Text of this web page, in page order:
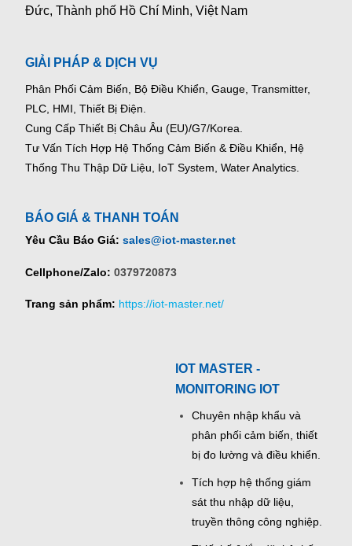
Đức, Thành phố Hồ Chí Minh, Việt Nam
GIẢI PHÁP & DỊCH VỤ
Phân Phối Cảm Biến, Bộ Điều Khiển, Gauge, Transmitter,
PLC, HMI, Thiết Bị Điện.
Cung Cấp Thiết Bị Châu Âu (EU)/G7/Korea.
Tư Vấn Tích Hợp Hệ Thống Cảm Biến & Điều Khiển, Hệ
Thống Thu Thập Dữ Liệu, IoT System, Water Analytics.
BÁO GIÁ & THANH TOÁN
Yêu Cầu Báo Giá: sales@iot-master.net
Cellphone/Zalo: 0379720873
Trang sản phẩm: https://iot-master.net/
IOT MASTER -
MONITORING IOT
Chuyên nhập khẩu và
phân phối cảm biến, thiết
bị đo lường và điều khiển.
Tích hợp hệ thống giám
sát thu nhập dữ liệu,
truyền thông công nghiệp.